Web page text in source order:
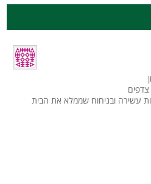
עשירה ובניחוח שממלא את הבית